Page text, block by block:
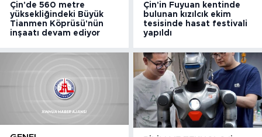
Çin'de 560 metre
yüksekliğindeki Büyük
Tianmen Köprüsü'nün
inşaatı devam ediyor
Çin'in Fuyuan kentinde
bulunan kızılcık ekim
tesisinde hasat festivali
yapıldı